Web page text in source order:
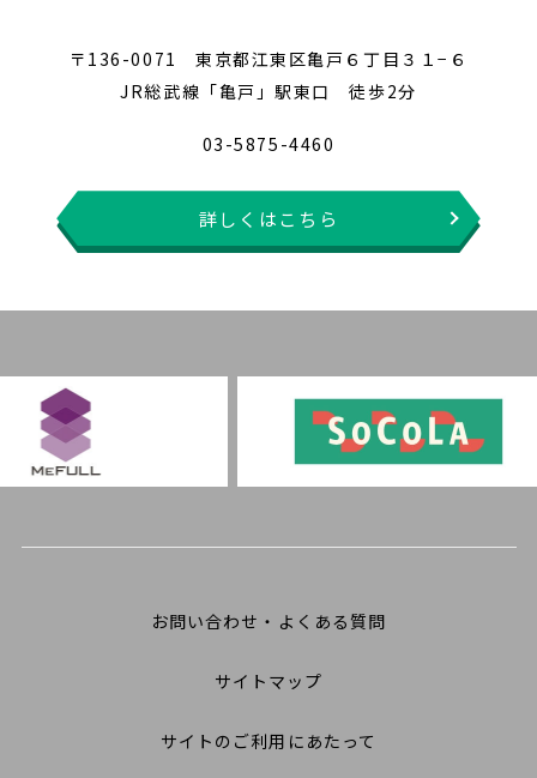
〒136-0071 東京都江東区亀戸６丁目３１−６
JR総武線「亀戸」駅東口 徒歩2分
03-5875-4460
詳しくはこちら
お問い合わせ・よくある質問
サイトマップ
サイトのご利用にあたって